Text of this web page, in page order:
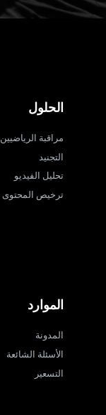
الحلول
مراقبة الرياضيين
التجنيد
تحليل الفيديو
ترخيص المحتوى
الموارد
المدونة
الأسئلة الشائعة
التسعير